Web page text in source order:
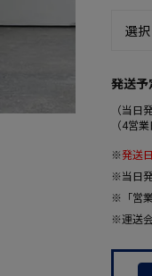
発送予
（当
（4営
※発送
※当日
※「営
※運送